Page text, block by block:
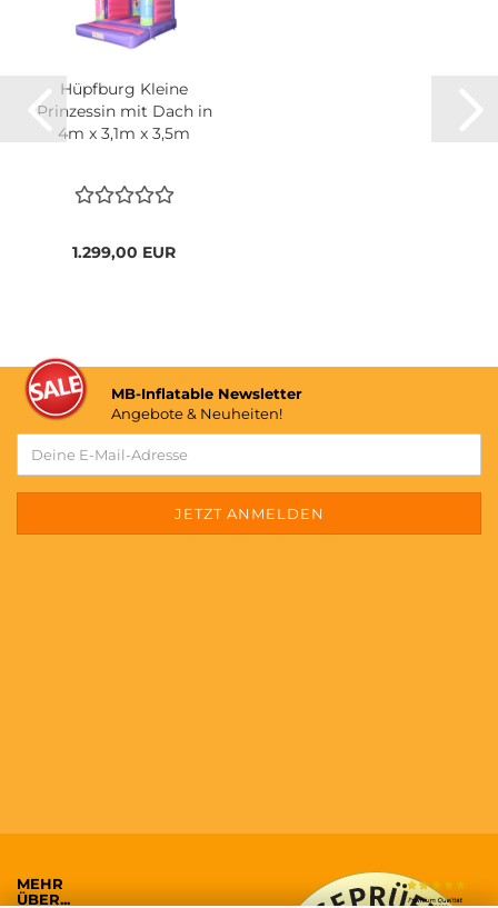
Hüpfburg Kleine
Prinzessin mit Dach in
4m x 3,1m x 3,5m
1.299,00 EUR
MB-Inflatable Newsletter
Angebote & Neuheiten!
MEHR
ÜBER...